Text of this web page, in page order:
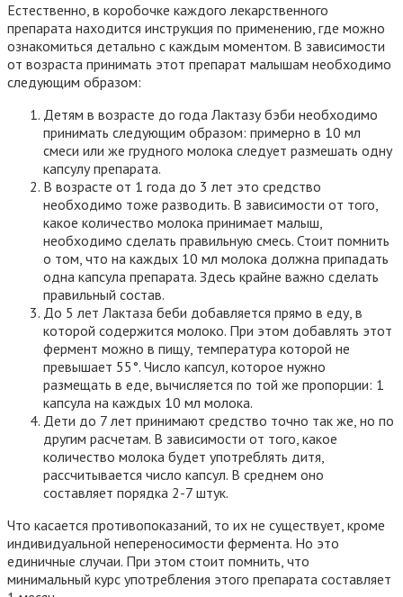
Естественно, в коробочке каждого лекарственного
препарата находится инструкция по применению, где можно
ознакомиться детально с каждым моментом. В зависимости
от возраста принимать этот препарат малышам необходимо
следующим образом:
Детям в возрасте до года Лактазу бэби необходимо
принимать следующим образом: примерно в 10 мл
смеси или же грудного молока следует размешать одну
капсулу препарата.
В возрасте от 1 года до 3 лет это средство
необходимо тоже разводить. В зависимости от того,
какое количество молока принимает малыш,
необходимо сделать правильную смесь. Стоит помнить
о том, что на каждых 10 мл молока должна припадать
одна капсула препарата. Здесь крайне важно сделать
правильный состав.
До 5 лет Лактаза беби добавляется прямо в еду, в
которой содержится молоко. При этом добавлять этот
фермент можно в пищу, температура которой не
превышает 55°. Число капсул, которое нужно
размещать в еде, вычисляется по той же пропорции: 1
капсула на каждых 10 мл молока.
Дети до 7 лет принимают средство точно так же, но по
другим расчетам. В зависимости от того, какое
количество молока будет употреблять дитя,
рассчитывается число капсул. В среднем оно
составляет порядка 2-7 штук.
Что касается противопоказаний, то их не существует, кроме
индивидуальной непереносимости фермента. Но это
единичные случаи. При этом стоит помнить, что
минимальный курс употребления этого препарата составляет